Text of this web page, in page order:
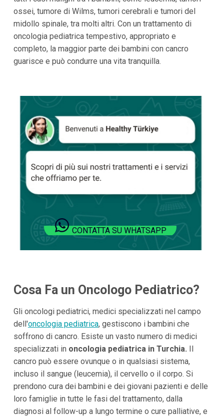
ossei, tumore di Wilms, tumori cerebrali e tumori del
midollo spinale, tra molti altri. Con un trattamento di
oncologia pediatrica tempestivo, appropriato e
completo, la maggior parte dei bambini con cancro
guarisce e può condurre una vita tranquilla.
CONTATTA SU WHATSAPP
Cosa Fa un Oncologo Pediatrico?
Gli oncologi pediatrici, medici specializzati nel campo
dell'oncologia pediatrica, gestiscono i bambini che
soffrono di cancro. Esiste un vasto numero di medici
specializzati in oncologia pediatrica in Turchia. Il
cancro può essere ovunque o in qualsiasi sistema,
incluso il sangue (leucemia), il cervello o il corpo. Si
prendono cura dei bambini e dei giovani pazienti e delle
loro famiglie in tutte le fasi del trattamento, dalla
diagnosi al follow-up a lungo termine o cure palliative, e